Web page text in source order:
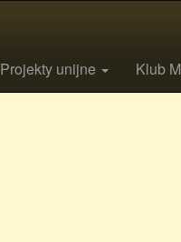
Projekty unijne Klub